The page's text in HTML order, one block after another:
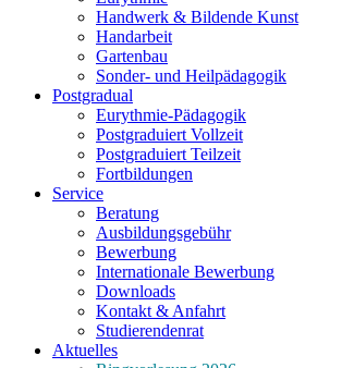
Handwerk & Bildende Kunst
Handarbeit
Gartenbau
Sonder- und Heilpädagogik
Postgradual
Eurythmie-Pädagogik
Postgraduiert Vollzeit
Postgraduiert Teilzeit
Fortbildungen
Service
Beratung
Ausbildungsgebühr
Bewerbung
Internationale Bewerbung
Downloads
Kontakt & Anfahrt
Studierendenrat
Aktuelles